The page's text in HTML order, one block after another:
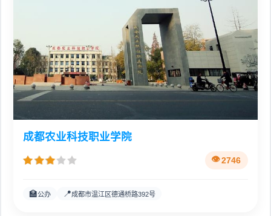
成都农业科技职业学院
2746
🏫公办 📍成都市温江区德通桥路392号